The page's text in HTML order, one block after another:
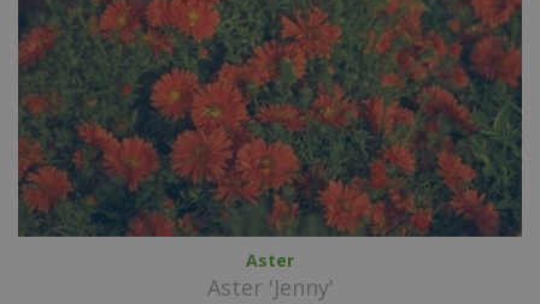
Aster
Aster 'Jenny'